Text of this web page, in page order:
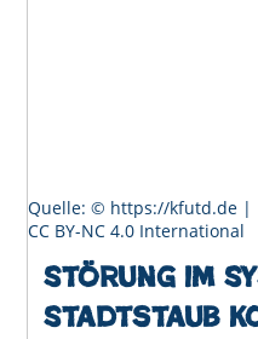
Quelle: © https://kfutd.de |
CC BY-NC 4.0 International
Störung im
Stadtstaub